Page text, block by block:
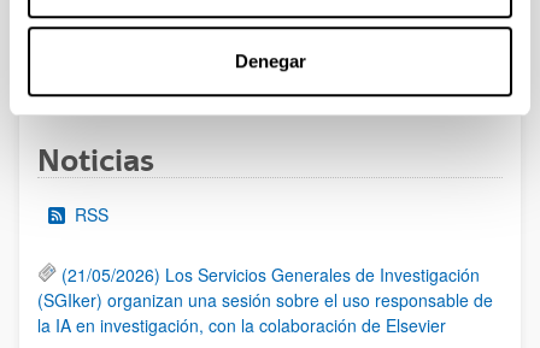
Denegar
Páginas intermedias Use TAB para desplazarse.
Página
73
Noticias
RSS
(21/05/2026) Los Servicios Generales de Investigación
(SGIker) organizan una sesión sobre el uso responsable de
la IA en investigación, con la colaboración de Elsevier